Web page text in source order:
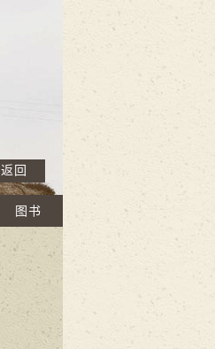
图书
返回